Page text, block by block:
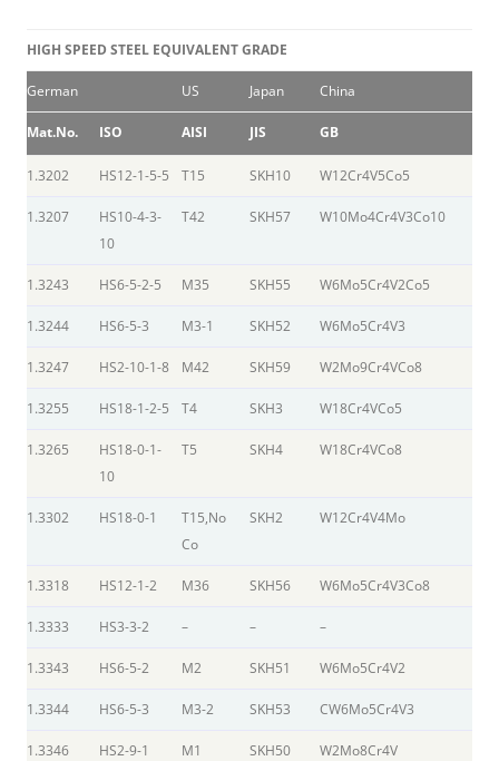
HIGH SPEED STEEL EQUIVALENT GRADE
German US Japan China
Mat.No. ISO AISI JIS GB
1.3202 HS12-1-5-5 T15 SKH10 W12Cr4V5Co5
1.3207
HS10-4-3-
10
T42 SKH57 W10Mo4Cr4V3Co10
1.3243 HS6-5-2-5 M35 SKH55 W6Mo5Cr4V2Co5
1.3244 HS6-5-3 M3-1 SKH52 W6Mo5Cr4V3
1.3247 HS2-10-1-8 M42 SKH59 W2Mo9Cr4VCo8
1.3255 HS18-1-2-5 T4 SKH3 W18Cr4VCo5
1.3265
HS18-0-1-
10
T5 SKH4 W18Cr4VCo8
1.3302 HS18-0-1
T15,No
Co
SKH2 W12Cr4V4Mo
1.3318 HS12-1-2 M36 SKH56 W6Mo5Cr4V3Co8
1.3333 HS3-3-2 – – –
1.3343 HS6-5-2 M2 SKH51 W6Mo5Cr4V2
1.3344 HS6-5-3 M3-2 SKH53 CW6Mo5Cr4V3
1.3346 HS2-9-1 M1 SKH50 W2Mo8Cr4V